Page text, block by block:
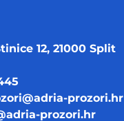
12, 21000 Split
prozori.hr
prozori.hr